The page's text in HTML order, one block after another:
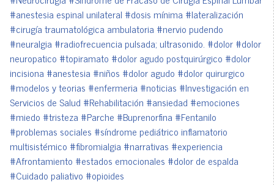
#anestesia espinal unilateral #dosis mínima #lateralización
#cirugía traumatológica ambulatoria #nervio pudendo
#neuralgia #radiofrecuencia pulsada; ultrasonido. #dolor#dolor
neuropatico #topiramato #dolor agudo postquirúrgico #dolor
incisiona #anestesia #niños #dolor agudo #dolor quirurgico
#modelos y teorias #enfermeria #noticias #Investigación en
Servicios de Salud #Rehabilitación #ansiedad #emociones
#miedo #tristeza #Parche #Buprenorfina #Fentanilo
#problemas sociales #síndrome pediátrico inflamatorio
multisistémico #fibromialgia #narrativas #experiencia
#Afrontamiento #estados emocionales #dolor de espalda
#Cuidado paliativo #opioides